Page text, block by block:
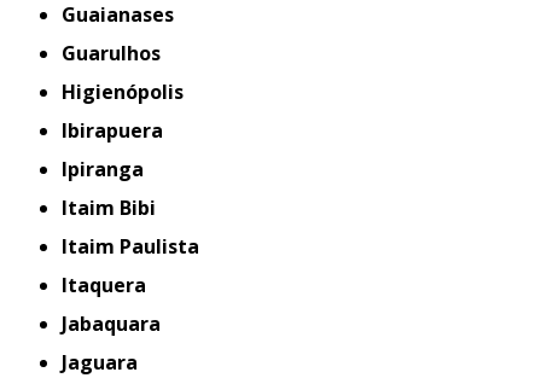
Guaianases
Guarulhos
Higienópolis
Ibirapuera
Ipiranga
Itaim Bibi
Itaim Paulista
Itaquera
Jabaquara
Jaguara